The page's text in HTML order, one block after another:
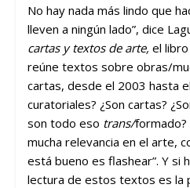
No hay nada más lindo que
lleven a ningún lado”, dice
cartas y textos de arte, el
reúne textos sobre obras/
cartas, desde el 2003 hasta
curatoriales? ¿Son cartas?
son todo eso trans/formado?
mucha relevancia en el arte,
está bueno es flashear”. Y si
lectura de estos textos es la